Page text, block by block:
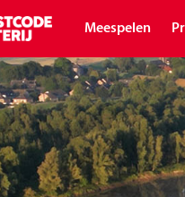
Meespelen